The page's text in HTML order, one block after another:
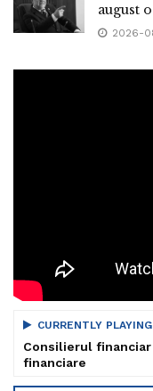
august
2026-
CURRENTLY PLAYING
Consilierul
financiare